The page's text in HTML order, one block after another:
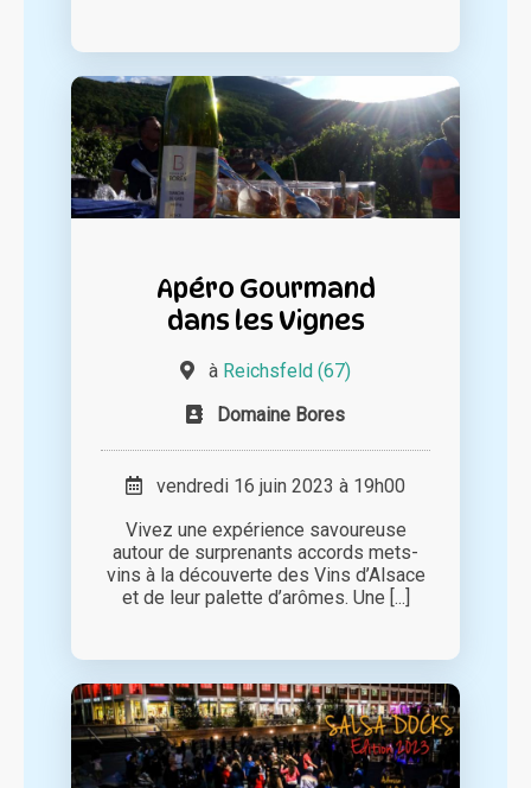
Apéro Gourmand
dans les Vignes
à Reichsfeld (67)
Domaine Bores
vendredi 16 juin 2023 à 19h00
Vivez une expérience savoureuse
autour de surprenants accords mets-
vins à la découverte des Vins d’Alsace
et de leur palette d’arômes. Une [...]